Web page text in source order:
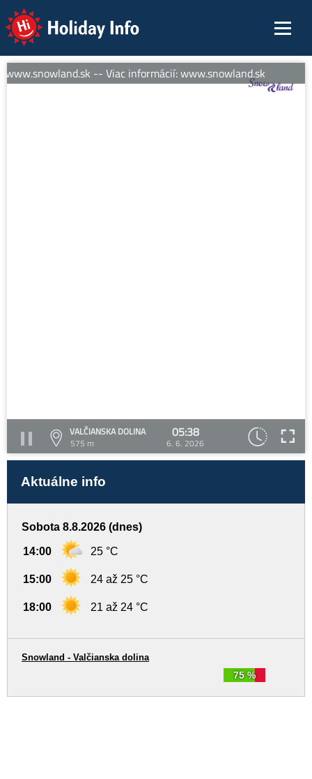
Holiday Info
-- Viac informácií: www.snowland.sk
VALČIANSKA DOLINA
575 m
05:38
6. 6. 2026
Aktuálne info
Sobota 8.8.2026 (dnes)
14:00 25 °C
15:00 24 až 25 °C
18:00 21 až 24 °C
75 %
Snowland - Valčianska dolina